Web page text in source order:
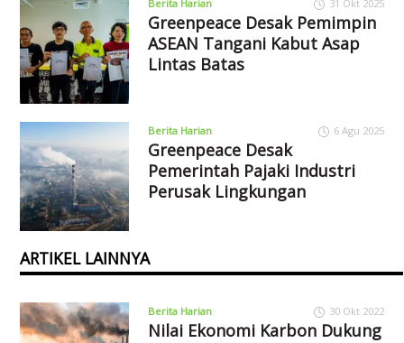
Berita Harian 31 Okt 2025
Greenpeace Desak Pemimpin
ASEAN Tangani Kabut Asap
Lintas Batas
Berita Harian 6 Agu 2025
Greenpeace Desak
Pemerintah Pajaki Industri
Perusak Lingkungan
ARTIKEL LAINNYA
Berita Harian 30 Okt 2022
Nilai Ekonomi Karbon Dukung